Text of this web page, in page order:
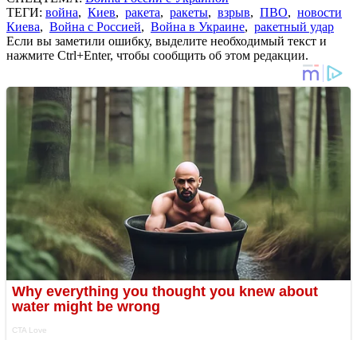
ТЕГИ: война, Киев, ракета, ракеты, взрыв, ПВО, новости
Киева, Война с Россией, Война в Украине, ракетный удар
Если вы заметили ошибку, выделите необходимый текст и
нажмите Ctrl+Enter, чтобы сообщить об этом редакции.